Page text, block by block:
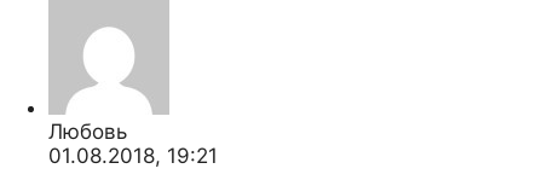
Любовь
01.08.2018, 19:21